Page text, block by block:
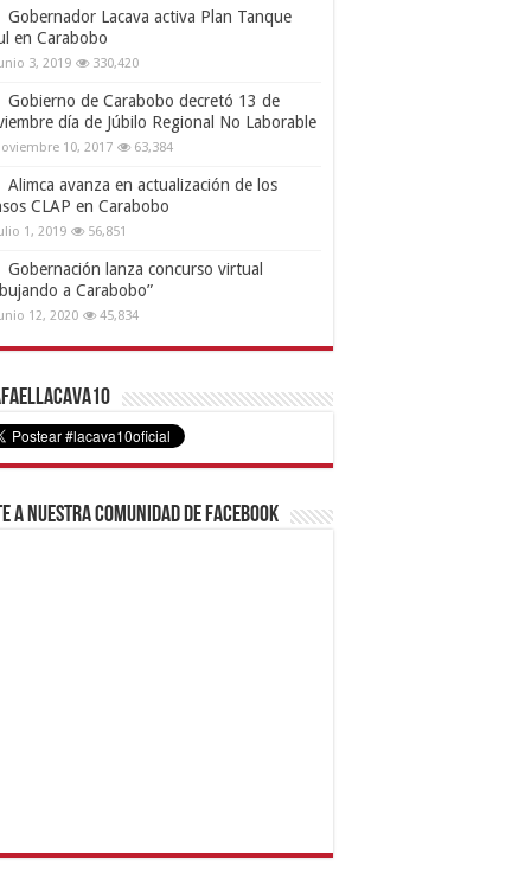
Gobernador Lacava activa Plan Tanque
en Carabobo
3, 2019 330,420
Gobierno de Carabobo decretó 13 de
día de Júbilo Regional No Laborable
10, 2017 63,384
Alimca avanza en actualización de los
CLAP en Carabobo
1, 2019 56,851
Gobernación lanza concurso virtual
a Carabobo”
12, 2020 45,834
a nuestra comunidad de Facebook